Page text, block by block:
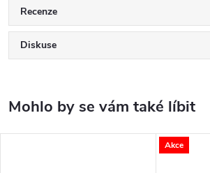
Recenze
Diskuse
Akce